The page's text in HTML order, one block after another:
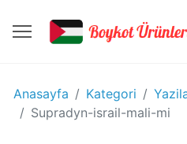
YIYECEK
IÇECEK
Anasayfa Kategori
Supradyn-israil-mali-mi